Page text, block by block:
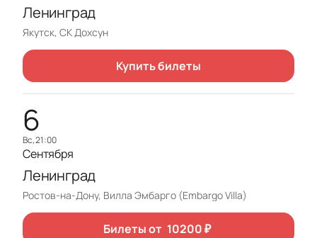
Ленинград
Якутск, СК Дохсун
Купить билеты
6
вс, 21:00
Сентября
Ленинград
Ростов-на-Дону, Вилла Эмбарго (Embargo Villa)
Билеты от 10200₽